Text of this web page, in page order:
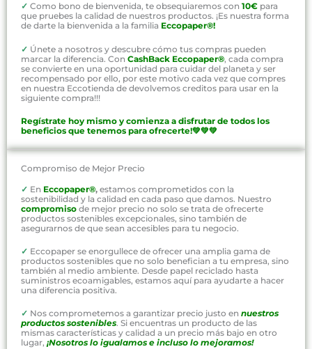
✓ Como bono de bienvenida, te obsequiaremos con 10€ para
que pruebes la calidad de nuestros productos. ¡Es nuestra forma
de darte la bienvenida a la familia Eccopaper®!
✓ Únete a nosotros y descubre cómo tus compras pueden
marcar la diferencia. Con CashBack Eccopaper®, cada compra
se convierte en una oportunidad para cuidar del planeta y ser
recompensado por ello, por este motivo cada vez que compres
en nuestra Eccotienda de devolvemos creditos para usar en la
siguiente compra!!!
Regístrate hoy mismo y comienza a disfrutar de todos los
beneficios que tenemos para ofrecerte!💚💚💚
Compromiso de Mejor Precio
✓ En Eccopaper®, estamos comprometidos con la
sostenibilidad y la calidad en cada paso que damos. Nuestro
compromiso de mejor precio no solo se trata de ofrecerte
productos sostenibles excepcionales, sino también de
asegurarnos de que sean accesibles para tu negocio.
✓ Eccopaper se enorgullece de ofrecer una amplia gama de
productos sostenibles que no solo benefician a tu empresa, sino
también al medio ambiente. Desde papel reciclado hasta
suministros ecoamigables, estamos aquí para ayudarte a hacer
una diferencia positiva.
✓ Nos comprometemos a garantizar precio justo en nuestros
productos sostenibles. Si encuentras un producto de las
mismas características y calidad a un precio más bajo en otro
lugar, ¡Nosotros lo igualamos e incluso lo mejoramos!